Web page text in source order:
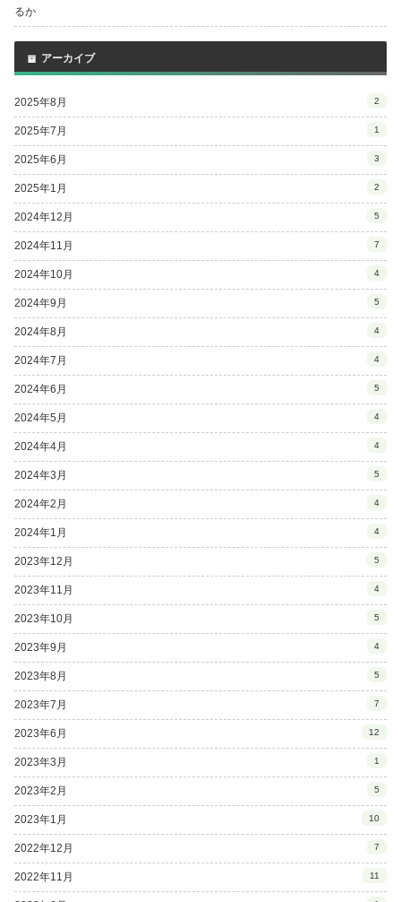
るか
アーカイブ
2025年8月 2
2025年7月 1
2025年6月 3
2025年1月 2
2024年12月 5
2024年11月 7
2024年10月 4
2024年9月 5
2024年8月 4
2024年7月 4
2024年6月 5
2024年5月 4
2024年4月 4
2024年3月 5
2024年2月 4
2024年1月 4
2023年12月 5
2023年11月 4
2023年10月 5
2023年9月 4
2023年8月 5
2023年7月 7
2023年6月 12
2023年3月 1
2023年2月 5
2023年1月 10
2022年12月 7
2022年11月 11